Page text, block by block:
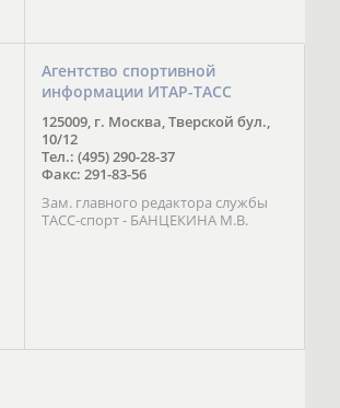
Агентство спортивной
информации ИТАР-ТАСС
125009, г. Москва, Тверской бул.,
10/12
Тел.: (495) 290-28-37
Факс: 291-83-56
Зам. главного редактора службы
ТАСС-спорт - БАНЦЕКИНА М.В.